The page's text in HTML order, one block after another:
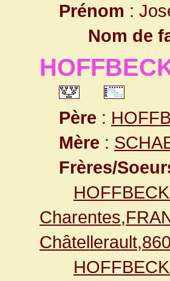
Prénom :
Nom de
Père :
Mère :
Frères/